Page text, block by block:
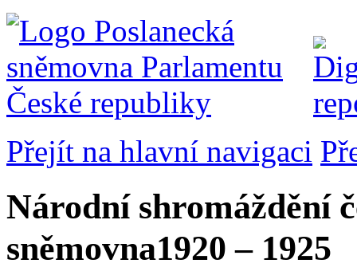
Přejít na hlavní navigaci
Národní shromáždění
sněmovna1920 – 1925